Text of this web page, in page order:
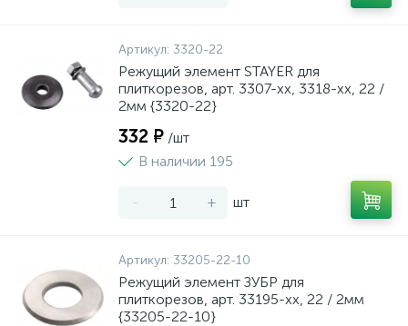
Артикул: 3320-22
Режущий элемент STAYER для
плиткорезов, арт. 3307-хх, 3318-хх, 22 /
2мм {3320-22}
332 ₽ /шт
В наличии 195
- + шт
Артикул: 33205-22-10
Режущий элемент ЗУБР для
плиткорезов, арт. 33195-хх, 22 / 2мм
{33205-22-10}